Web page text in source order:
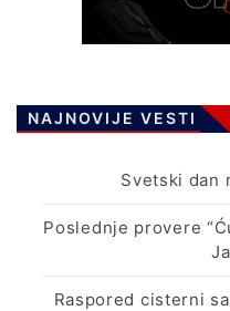
NAJNOVIJE VESTI
Svetski dan
Poslednje provere
Raspored cisterni